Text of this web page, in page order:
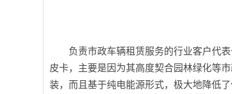
负责市政车辆租赁服务的行业客户代
皮卡，主要是因为其高度契合园林绿化等
装，而且基于纯电能源形式，极大地降低